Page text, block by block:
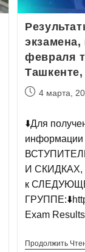
февраля
4 марта,
⬇️Для
И СКИДКАХ,
к
Exam
Продолжить